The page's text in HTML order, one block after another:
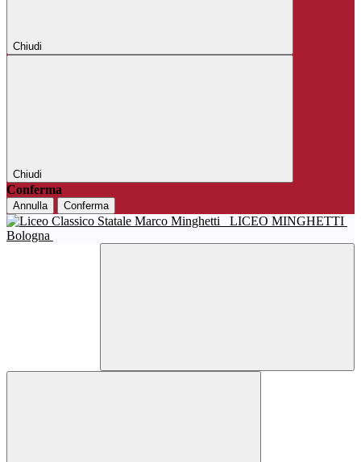
Chiudi
Chiudi
Conferma
Annulla Conferma
LICEO MINGHETTI
Bologna